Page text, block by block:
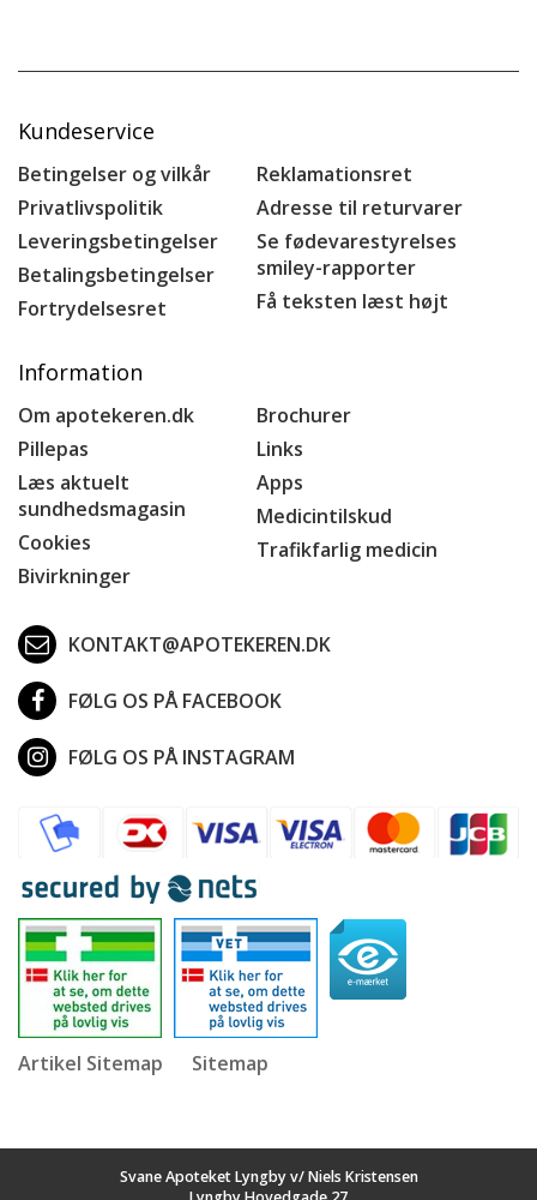
Kundeservice
Betingelser og vilkår
Privatlivspolitik
Leveringsbetingelser
Betalingsbetingelser
Fortrydelsesret
Reklamationsret
Adresse til returvarer
Se fødevarestyrelses
smiley-rapporter
Få teksten læst højt
Information
Om apotekeren.dk
Pillepas
Læs aktuelt
sundhedsmagasin
Cookies
Bivirkninger
Brochurer
Links
Apps
Medicintilskud
Trafikfarlig medicin
KONTAKT@APOTEKEREN.DK
FØLG OS PÅ FACEBOOK
FØLG OS PÅ INSTAGRAM
Artikel Sitemap Sitemap
Svane Apoteket Lyngby v/ Niels Kristensen